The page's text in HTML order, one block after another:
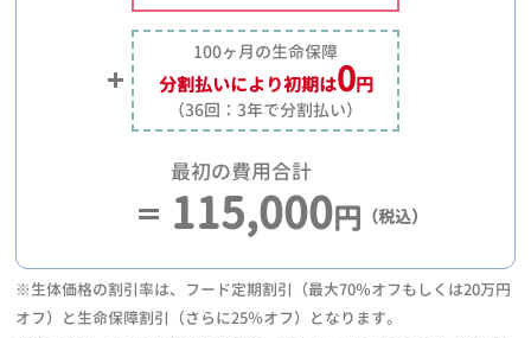
100ヶ月の生命保障
分割払いにより初期は0円
（36回：3年で分割払い）
最初の費用合計
115,000円 （税込）
※生体価格の割引率は、フード定期割引（最大70％オフもしくは20万円
オフ）と生命保障割引（さらに25％オフ）となります。